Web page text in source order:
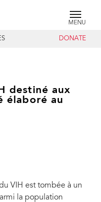
MENU
DONATE
destiné aux
élaboré au
VIH est tombée à un
la population